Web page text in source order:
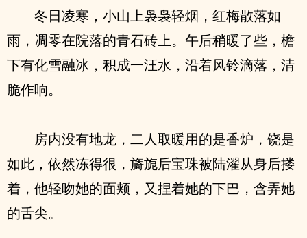
冬日凌寒，小山上袅袅轻烟，红梅散落如
雨，凋零在院落的青石砖上。午后稍暖了些，檐
下有化雪融冰，积成一汪水，沿着风铃滴落，清
脆作响。
房内没有地龙，二人取暖用的是香炉，饶是
如此，依然冻得很，旖旎后宝珠被陆濯从身后搂
着，他轻吻她的面颊，又捏着她的下巴，含弄她
的舌尖。